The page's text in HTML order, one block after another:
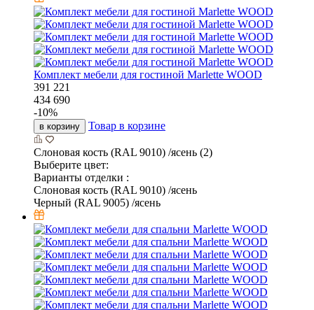
Комплект мебели для гостиной Marlette WOOD
391 221
434 690
-10%
в корзину Товар в корзине
Слоновая кость (RAL 9010) /ясень (2)
Выберите цвет:
Варианты отделки :
Слоновая кость (RAL 9010) /ясень
Черный (RAL 9005) /ясень